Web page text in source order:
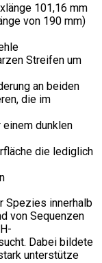
101,16 mm
von 190 mm)
Streifen um
an beiden
die im
dunklen
die lediglich
Spezies innerhalb
von Sequenzen
Dabei bildete
unterstütze